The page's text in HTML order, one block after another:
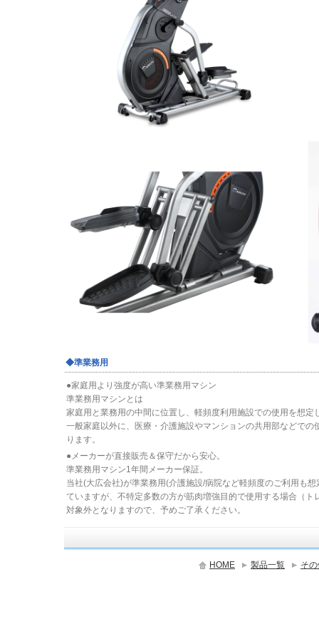
◆準業務用
●家庭用より強度が高い準業務用マシン
準業務用マシンとは
家庭用と業務用の中間に位置し、軽頻度利用施設での使用を想定
一般家庭以外に、医療・介護施設やマンションの共用部などで
ります。
●メーカーが直接販売＆保守だから安心。
準業務用マシン1年間メーカー保証。
当社(大広会社)が準業務用(介護施設/病院など軽頻度のご利用も
ていますが、不特定多数の方が筋肉増強目的で使用する場合（
対象外となりますので、予めご了承ください。
HOME 製品一覧 そ